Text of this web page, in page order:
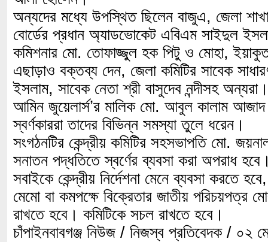
অন্যদের মধ্যে উপস্থিত ছিলেন বাজুএ, জেলা শাখার
বোর্ডের প্রধান অ্যাডভোকেট এবিএম সাইদুল
কমিশনার মো. তোফাজ্জুল হক পিটু ও মোহা,
এছাড়াও বক্তব্য দেন, জেলা কমিটির সাবেক
ইসলাম, সাবেক নেতা শ্রী বাসুদেব নন্দীসহ
আমিন জুয়েলার্স’র মালিক মো. আবুল কালাম
স্বর্ণকাররা তাদের বিভিন্ন সমস্যা তুলে ধরেন।
সংগঠনটির কেন্দ্রীয় কমিটির সহসভাপতি মো.
সনাতন পদ্ধতিতে স্বর্ণের ব্যবসা করা অপরাধ হবে।
সবাইকে কেন্দ্রীয় নির্দেশনা মেনে ব্যবসা করতে
মেমো বা কমপক্ষে বিক্রেতার জাতীয় পরিচয়পত্র
রাখতে হবে। কমিটিকে সচল রাখতে হবে।
চাঁপাইনবাবগঞ্জ নিউজ / নিজস্ব প্রতিবেদক / ০২